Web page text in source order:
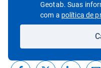
Geotab. Suas
com a política de